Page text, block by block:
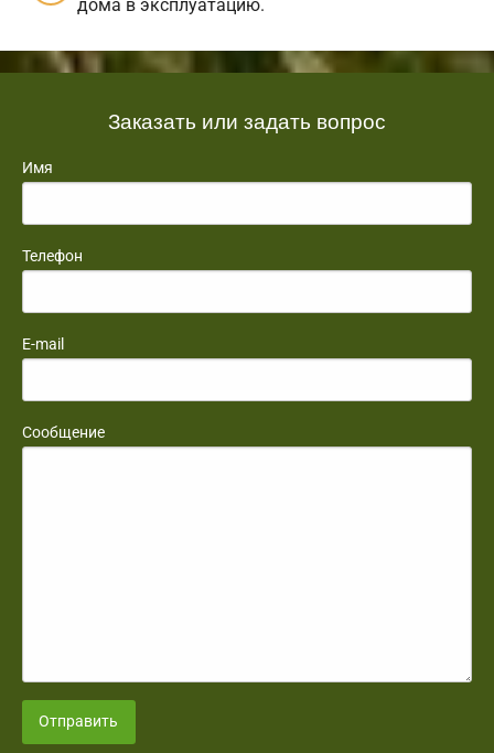
дома в эксплуатацию.
Заказать или задать вопрос
Имя
Телефон
E-mail
Сообщение
Отправить